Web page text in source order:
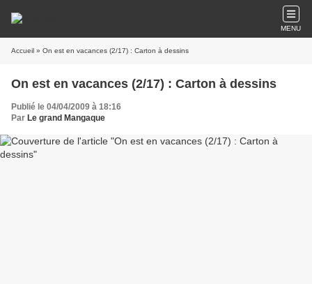
MENU
Accueil » On est en vacances (2/17) : Carton à dessins
On est en vacances (2/17) : Carton à dessins
Publié le 04/04/2009 à 18:16
Par Le grand Mangaque